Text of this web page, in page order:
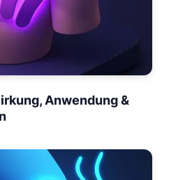
Anwendung &